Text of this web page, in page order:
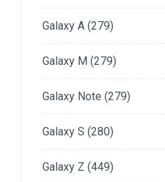
Galaxy A (279)
Galaxy M (279)
Galaxy Note (279)
Galaxy S (280)
Galaxy Z (449)